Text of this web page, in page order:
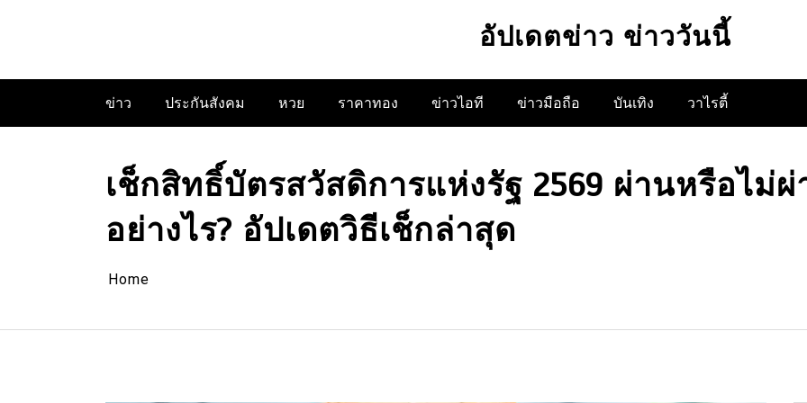
อัปเดตข่าว ข่าววันนี้
ข่าว ประกันสังคม หวย ราคาทอง ข่าวไอที ข่าวมือถือ บันเทิง วาไรตี้
เช็กสิทธิ์บัตรสวัสดิการแห่งรัฐ 2569 ผ่านหรือไม่
อย่างไร? อัปเดตวิธีเช็กล่าสุด
Home